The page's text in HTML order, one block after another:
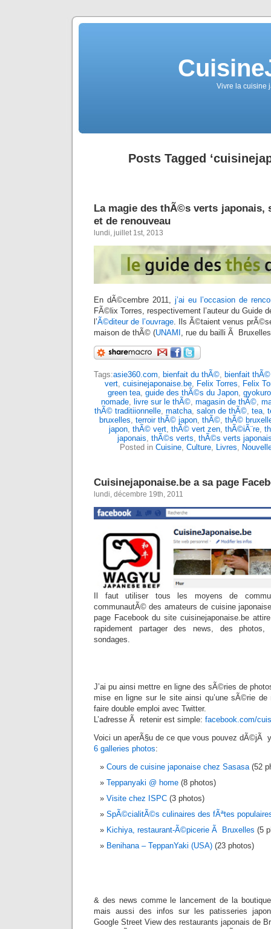
Vivre la cuisine
Posts Tagged
La magie des thÃ©s verts japonais,
et de renouveau
lundi, juillet 1st, 2013
En dÃ©cembre 2011, j’ai eu l’occasion de
FÃ©lix Torres, respectivement l’auteur du Guide
l’Ã©diteur de l’ouvrage. Ils Ã©taient venus
maison de thÃ© (UNAMI , rue du bailli Ã
Tags:asie360.com, bienfait du thÃ©, bienfait
vert, cuisinejaponaise.be, Felix Torres, Felix
green tea, guide des thÃ©s du Japon, gyokuro
nomade, livre sur le thÃ©, magasin de thÃ©,
thÃ© traditiionnelle, matcha, salon de thÃ©, tea,
bruxelles, terroir thÃ© japon, thÃ©, thÃ©
japon, thÃ© vert, thÃ© vert zen, thÃ©iÃ¨re,
japonais, thÃ©s verts, thÃ©s verts
Posted in Cuisine, Culture, Livres,
Cuisinejaponaise.be a sa page
lundi, décembre 19th, 2011
Il faut utiliser tous les moyens de
communautÃ© des amateurs de cuisine
page Facebook du site cuisinejaponaise.be
rapidement partager des news, des
sondages.
J’ai pu ainsi mettre en ligne des sÃ©ries de
mise en ligne sur le site ainsi qu’une sÃ©rie de
faire double emploi avec Twitter.
L’adresse Ã retenir est simple: facebook.com/
Voici un aperÃ§u de ce que vous pouvez dÃ©jÃ
6 galleries photos:
Cours de cuisine japonaise chez Sasasa (52
Teppanyaki @ home (8 photos)
Visite chez ISPC (3 photos)
SpÃ©cialitÃ©s culinaires des fÃªtes
Kichiya, restaurant-Ã©picerie Ã Bruxelles (5
Benihana – TeppanYaki (USA) (23 photos)
& des news comme le lancement de la
mais aussi des infos sur les patisseries
Google Street View des restaurants japonais de